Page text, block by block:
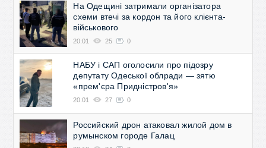
На Одещині затримали організатора
схеми втечі за кордон та його клієнта-
військового
20:01 25 0
НАБУ і САП оголосили про підозру
депутату Одеської облради — зятю
«прем'єра Придністров'я»
20:01 27 0
Российский дрон атаковал жилой дом в
румынском городе Галац